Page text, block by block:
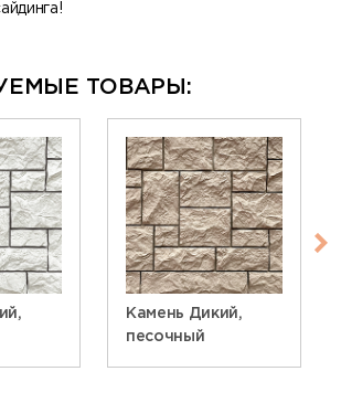
ТОВАРЫ:
Камень Дикий,
песочный